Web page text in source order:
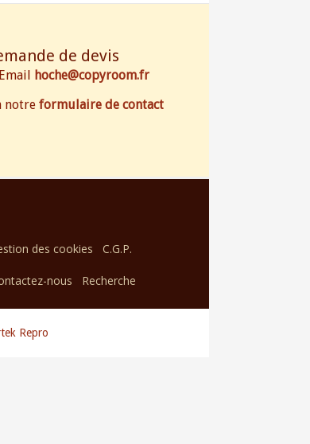
de devis
hoche@copyroom.fr
notre formulaire de contact
des cookies C.G.P.
nous Recherche
Repro